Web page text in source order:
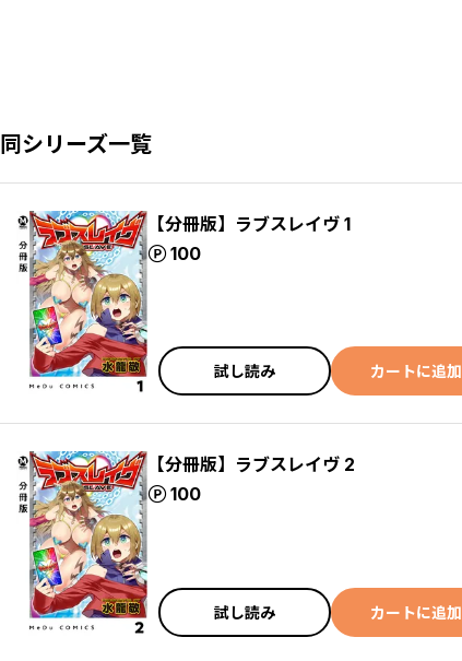
同シリーズ一覧
【分冊版】ラブスレイヴ 1
100
ポイント
試し読み カートに追加
【分冊版】ラブスレイヴ 2
100
ポイント
試し読み カートに追加